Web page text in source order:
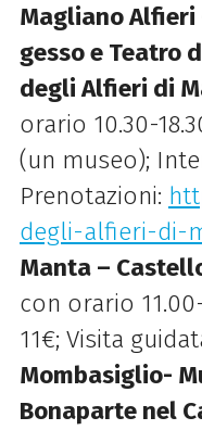
Magliano
gesso e Teatro
degli Alfieri di
orario 10.30-
(un museo);
Prenotazioni:
degli-alfieri-di-
Manta –
con orario
11€; Visita
Mombasiglio-
Bonaparte nel